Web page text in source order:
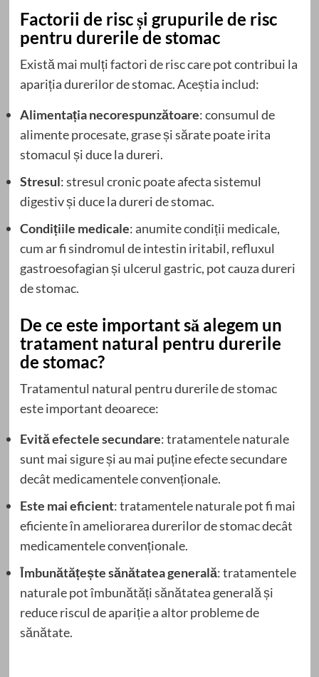
Factorii de risc și grupurile de risc
pentru durerile de stomac
Există mai mulți factori de risc care pot contribui la
apariția durerilor de stomac. Aceștia includ:
Alimentația necorespunzătoare: consumul de
alimente procesate, grase și sărate poate irita
stomacul și duce la dureri.
Stresul: stresul cronic poate afecta sistemul
digestiv și duce la dureri de stomac.
Condițiile medicale: anumite condiții medicale,
cum ar fi sindromul de intestin iritabil, refluxul
gastroesofagian și ulcerul gastric, pot cauza dureri
de stomac.
De ce este important să alegem un
tratament natural pentru durerile
de stomac?
Tratamentul natural pentru durerile de stomac
este important deoarece:
Evită efectele secundare: tratamentele naturale
sunt mai sigure și au mai puține efecte secundare
decât medicamentele convenționale.
Este mai eficient: tratamentele naturale pot fi mai
eficiente în ameliorarea durerilor de stomac decât
medicamentele convenționale.
Îmbunătățește sănătatea generală: tratamentele
naturale pot îmbunătăți sănătatea generală și
reduce riscul de apariție a altor probleme de
sănătate.